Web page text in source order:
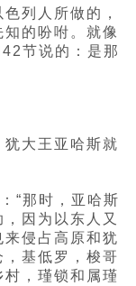
列人所做的，
的吩咐。就像
节说的：是那
大王亚哈斯就
“那时，亚哈斯
因为以东人又
侵占高原和犹
基低罗，梭哥
，瑾锁和属瑾